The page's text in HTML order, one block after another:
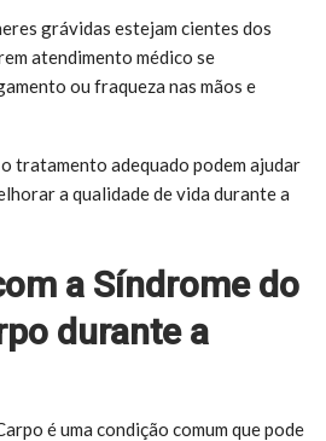
grávidas estejam cientes dos
atendimento médico se
ou fraqueza nas mãos e
tratamento adequado podem ajudar
a qualidade de vida durante a
a Síndrome do
durante a
é uma condição comum que pode